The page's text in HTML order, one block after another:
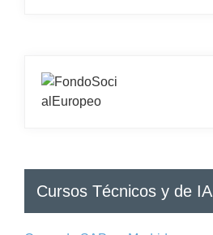
Cursos Técnicos y de IA